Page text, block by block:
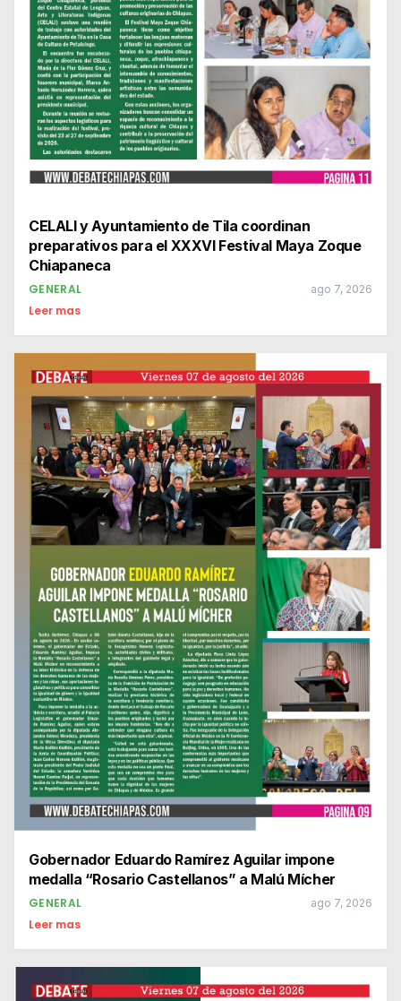
CELALI y Ayuntamiento de Tila coordinan
preparativos para el XXXVI Festival Maya Zoque
Chiapaneca
GENERAL ago 7, 2026
Leer mas
Gobernador Eduardo Ramírez Aguilar impone
medalla “Rosario Castellanos” a Malú Mícher
GENERAL ago 7, 2026
Leer mas